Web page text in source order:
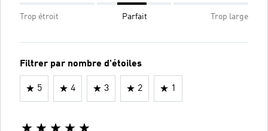
Trop étroit Parfait Trop large
Filtrer par nombre d'étoiles
5 4 3 2 1